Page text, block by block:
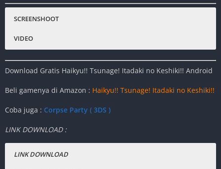
Emulator :
Publisher:Bandai
Release Date
Mode : Single-player
Offline
SCREENSHOOT
VIDEO
Download Gratis Haikyu!! Tsunage! Itadaki no Keshiki!! Android
Beli gamenya di Amazon : Haikyu!! Tsunage! Itadaki no Keshiki!!
Coba juga : Corpse Party ( 3DS )
LINK DOWNLOAD :
LINK DOWNLOAD